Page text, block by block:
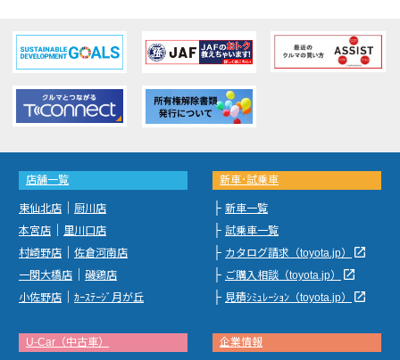
店舗一覧
東仙北店
厨川店
本宮店
里川口店
村崎野店
佐倉河南店
一関大橋店
磯鶏店
小佐野店
ｶｰｽﾃｰｼﾞ月が丘
新車･試乗車
├ 新車一覧
├ 試乗車一覧
├ カタログ請求（toyota.jp）
launch
├ ご購入相談（toyota.jp）
launch
├ 見積ｼﾐｭﾚｰｼｮﾝ（toyota.jp） launch
U-Car（中古車） 企業情報